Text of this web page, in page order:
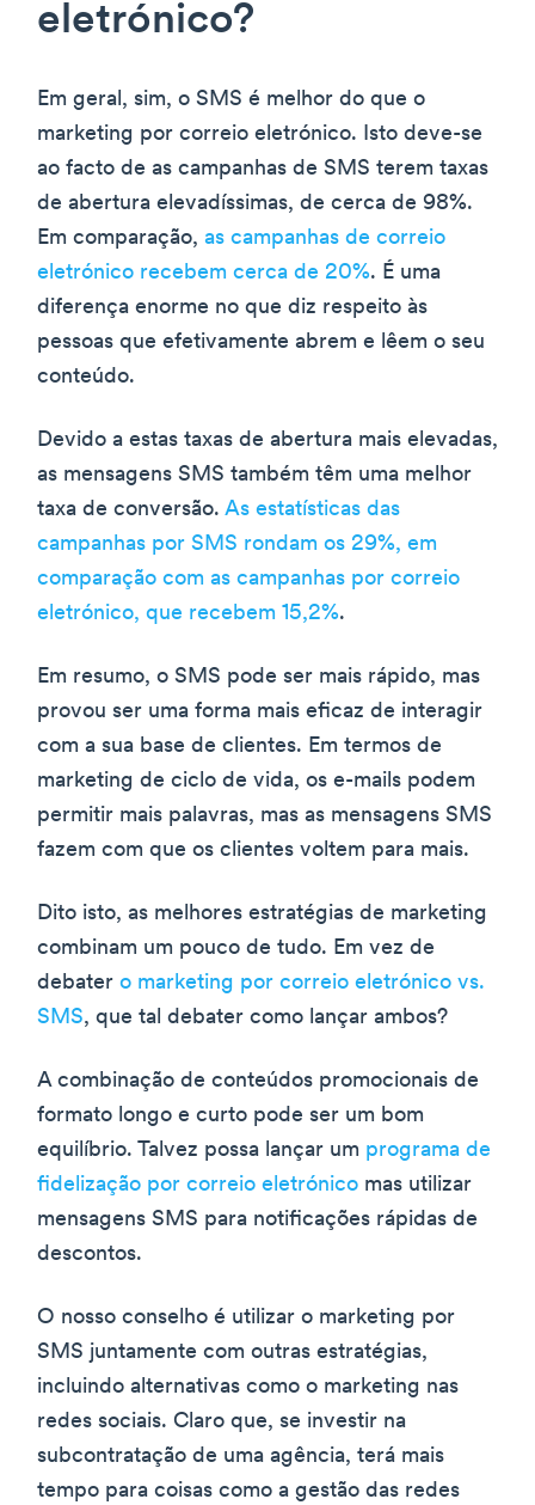
eletrónico?
Em geral, sim, o SMS é melhor do que o
marketing por correio eletrónico. Isto deve-se
ao facto de as campanhas de SMS terem taxas
de abertura elevadíssimas, de cerca de 98%.
Em comparação, as campanhas de correio
eletrónico recebem cerca de 20%. É uma
diferença enorme no que diz respeito às
pessoas que efetivamente abrem e lêem o seu
conteúdo.
Devido a estas taxas de abertura mais elevadas,
as mensagens SMS também têm uma melhor
taxa de conversão. As estatísticas das
campanhas por SMS rondam os 29%, em
comparação com as campanhas por correio
eletrónico, que recebem 15,2%.
Em resumo, o SMS pode ser mais rápido, mas
provou ser uma forma mais eficaz de interagir
com a sua base de clientes. Em termos de
marketing de ciclo de vida, os e-mails podem
permitir mais palavras, mas as mensagens SMS
fazem com que os clientes voltem para mais.
Dito isto, as melhores estratégias de marketing
combinam um pouco de tudo. Em vez de
debater o marketing por correio eletrónico vs.
SMS, que tal debater como lançar ambos?
A combinação de conteúdos promocionais de
formato longo e curto pode ser um bom
equilíbrio. Talvez possa lançar um programa de
fidelização por correio eletrónico mas utilizar
mensagens SMS para notificações rápidas de
descontos.
O nosso conselho é utilizar o marketing por
SMS juntamente com outras estratégias,
incluindo alternativas como o marketing nas
redes sociais. Claro que, se investir na
subcontratação de uma agência, terá mais
tempo para coisas como a gestão das redes